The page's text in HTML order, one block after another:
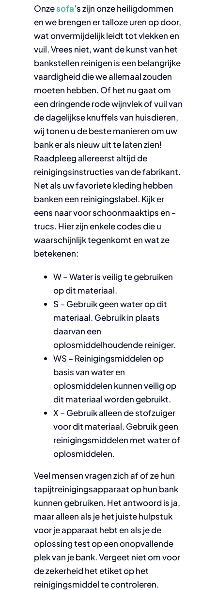
Onzesofa’s zijn onze heiligdommen
en we brengen er talloze uren op door,
wat onvermijdelijk leidt tot vlekken en
vuil. Vrees niet, want de kunst van het
bankstellen reinigen is een belangrijke
vaardigheid die we allemaal zouden
moeten hebben. Of het nu gaat om
een dringende rode wijnvlek of vuil van
de dagelijkse knuffels van huisdieren,
wij tonen u de beste manieren om uw
bank er als nieuw uit te laten zien!
Raadpleeg allereerst altijd de
reinigingsinstructies van de fabrikant.
Net als uw favoriete kleding hebben
banken een reinigingslabel. Kijk er
eens naar voor schoonmaaktips en -
trucs. Hier zijn enkele codes die u
waarschijnlijk tegenkomt en wat ze
betekenen:
W – Water is veilig te gebruiken
op dit materiaal.
S – Gebruik geen water op dit
materiaal. Gebruik in plaats
daarvan een
oplosmiddelhoudende reiniger.
WS – Reinigingsmiddelen op
basis van water en
oplosmiddelen kunnen veilig op
dit materiaal worden gebruikt.
X – Gebruik alleen de stofzuiger
voor dit materiaal. Gebruik geen
reinigingsmiddelen met water of
oplosmiddelen.
Veel mensen vragen zich af of ze hun
tapijtreinigingsapparaat op hun bank
kunnen gebruiken. Het antwoord is ja,
maar alleen als je het juiste hulpstuk
voor je apparaat hebt en als je de
oplossing test op een onopvallende
plek van je bank. Vergeet niet om voor
de zekerheid het etiket op het
reinigingsmiddel te controleren.